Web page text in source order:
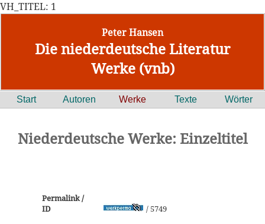
VH_TITEL: 1
Peter Hansen
Die niederdeutsche Literatur
Werke (vnb)
Start Autoren Werke Texte Wörter
Niederdeutsche Werke: Einzeltitel
Permalink /
ID
/ 5749